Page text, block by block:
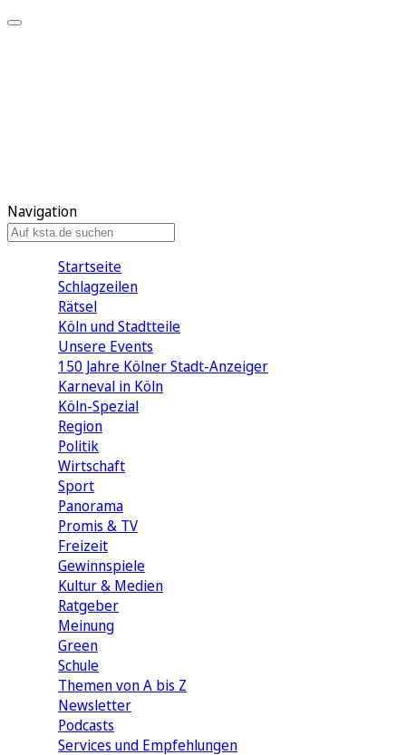
Navigation
Startseite
Schlagzeilen
Rätsel
Köln und Stadtteile
Unsere Events
150 Jahre Kölner Stadt-Anzeiger
Karneval in Köln
Köln-Spezial
Region
Politik
Wirtschaft
Sport
Panorama
Promis & TV
Freizeit
Gewinnspiele
Kultur & Medien
Ratgeber
Meinung
Green
Schule
Themen von A bis Z
Newsletter
Podcasts
Services und Empfehlungen